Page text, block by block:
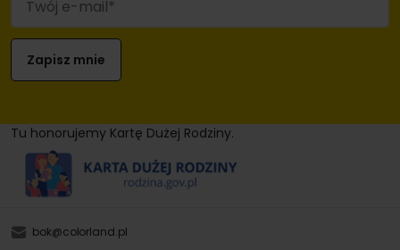
Tu honorujemy Kartę Dużej Rodziny.
bok@colorland.pl